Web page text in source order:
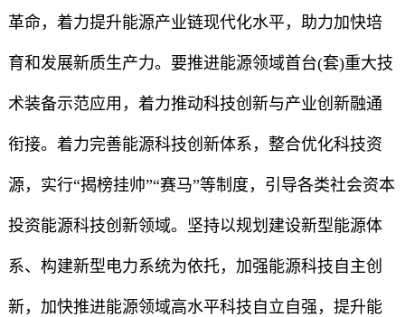
革命，着力提升能源产业链现代化水平，助力加快培
育和发展新质生产力。要推进能源领域首台(套)重大技
术装备示范应用，着力推动科技创新与产业创新融通
衔接。着力完善能源科技创新体系，整合优化科技资
源，实行“揭榜挂帅”“赛马”等制度，引导各类社会资本
投资能源科技创新领域。坚持以规划建设新型能源体
系、构建新型电力系统为依托，加强能源科技自主创
新，加快推进能源领域高水平科技自立自强，提升能